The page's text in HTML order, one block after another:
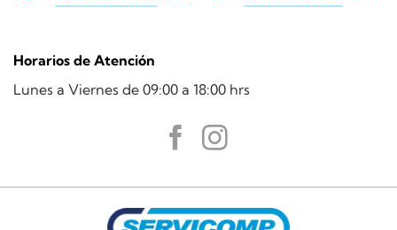
Horarios de Atención
Lunes a Viernes de 09:00 a 18:00 hrs